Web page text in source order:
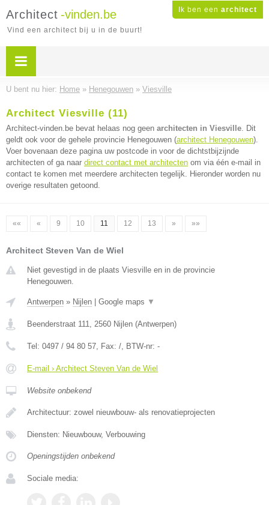
Ik ben een architect
Architect -vinden.be
Vind een architect bij u in de buurt!
U bent nu hier: Home » Henegouwen » Viesville
Architect Viesville (11)
Architect-vinden.be bevat helaas nog geen architecten in Viesville. Dit
geldt ook voor de gehele provincie Henegouwen (architect Henegouwen).
Voer bovenaan deze pagina uw postcode in voor de dichtstbijzijnde
architecten of ga naar direct contact met architecten om via één e-mail in
contact te komen met meerdere architecten tegelijk. Hieronder worden nu
overige resultaten getoond.
«« « 9 10 11 12 13 » »»
Architect Steven Van de Wiel
Niet gevestigd in de plaats Viesville en in de provincie
Henegouwen.
Antwerpen » Nijlen Google maps ▼
Beenderstraat 111, 2560 Nijlen (Antwerpen)
Tel: 0497 / 94 80 57, Fax: /, BTW-nr: -
E-mail › Architect Steven Van de Wiel
Website onbekend
Architectuur: zowel nieuwbouw- als renovatieprojecten
Diensten: Nieuwbouw, Verbouwing
Openingstijden onbekend
Sociale media: